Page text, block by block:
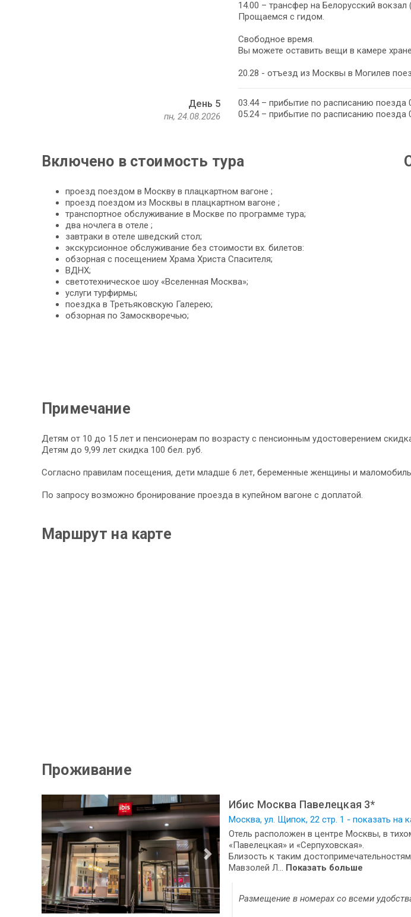
14.00 – трансфер на Белорусский
Прощаемся с гидом.
Свободное время.
Вы можете оставить вещи в камере
20.28 - отъезд из Москвы в Могилев
День 5
пн, 24.08.2026
03.44 – прибытие по расписанию поезда
05.24 – прибытие по расписанию поезда
Включено в стоимость тура
проезд поездом в Москву в плацкартном вагоне ;
проезд поездом из Москвы в плацкартном вагоне ;
транспортное обслуживание в Москве по программе тура;
два ночлега в отеле ;
завтраки в отеле шведский стол;
экскурсионное обслуживание без стоимости вх. билетов:
обзорная с посещением Храма Христа Спасителя;
ВДНХ;
светотехническое шоу «Вселенная Москва»;
услуги турфирмы;
поездка в Третьяковскую Галерею;
обзорная по Замоскворечью;
Примечание
Детям от 10 до 15 лет и пенсионерам по возрасту c пенсионным удостоверением
Детям до 9,99 лет скидка 100 бел. руб.
Согласно правилам посещения, дети младше 6 лет, беременные женщины и
По запросу возможно бронирование проезда в купейном вагоне с доплатой.
Маршрут на карте
Проживание
Ибис Москва Павелецкая 3*
Москва, ул. Щипок, 22 стр. 1 - показать на
Отель расположен в центре Москвы, в
«Павелецкая» и «Серпуховская».
Близость к таким
Мавзолей Л... Показать больше
Размещение в номерах со всеми